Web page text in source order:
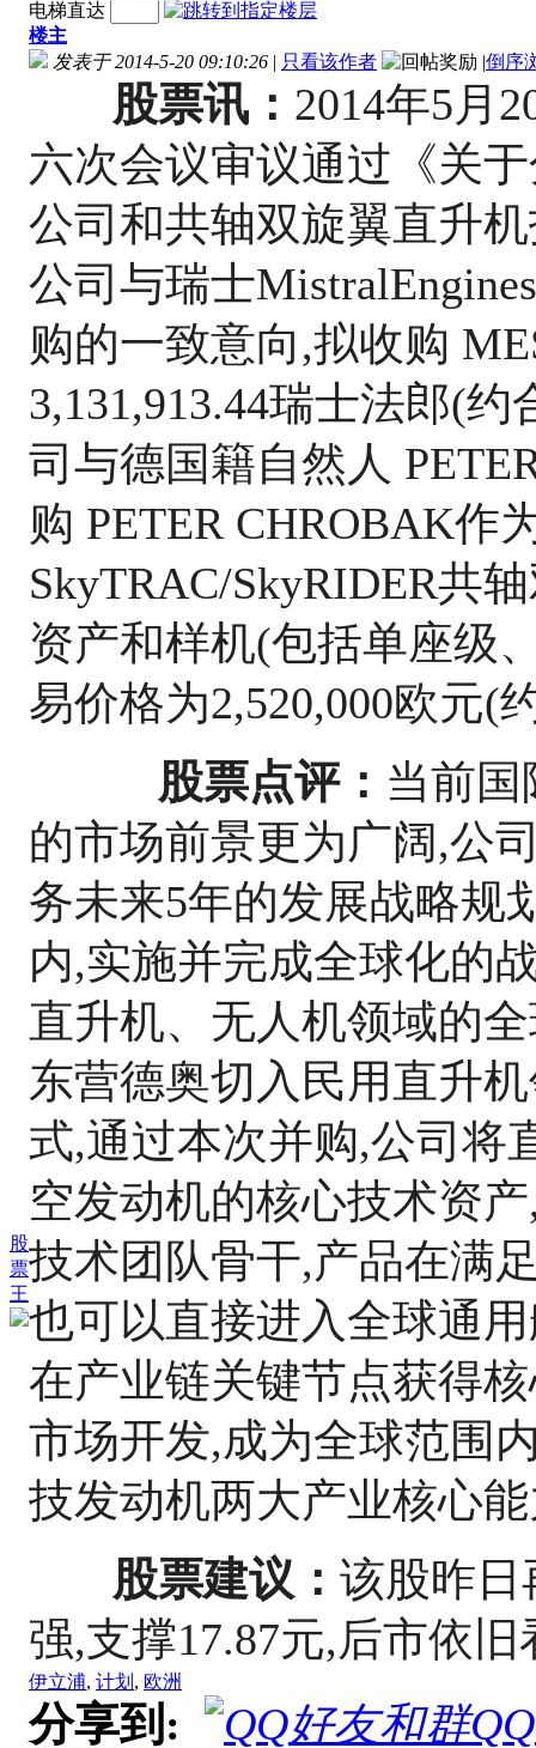
股
票
王
电梯直达
楼主
发表于 2014-5-20 09:10:26 | 只看该作者 |倒序
股票讯： 2014年5月
六次会议审议通过《关
公司和共轴双旋翼直升
公司与瑞士
购的一致意向,拟收购
3,131,913.44瑞士法郎(约
司与德国籍自然人
购 PETER CHROBAK作
SkyTRAC/SkyRIDER共
资产和样机(包括单座级
易价格为2,520,000欧元(
股票点评： 当前
的市场前景更为广阔,公
务未来5年的发展战略规
内,实施并完成全球化的
直升机、无人机领域的
东营德奥切入民用直升
式,通过本次并购,公司将
空发动机的核心技术资
技术团队骨干,产品在满
也可以直接进入全球通
在产业链关键节点获得
市场开发,成为全球范围
技发动机两大产业核心
股票建议： 该股昨日
强,支撑17.87元,后市依
伊立浦, 计划 , 欧洲
分享到: